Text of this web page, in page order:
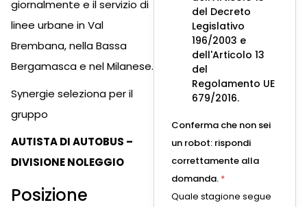
giornalmente e il servizio di
linee urbane in Val
Brembana, nella Bassa
Bergamasca e nel Milanese.
Synergie seleziona per il
gruppo
AUTISTA DI AUTOBUS –
DIVISIONE NOLEGGIO
Posizione
del Decreto
Legislativo
196/2003 e
dell'Articolo 13
del
Regolamento UE
679/2016.
Conferma che non sei
un robot: rispondi
correttamente alla
domanda. *
Quale stagione segue